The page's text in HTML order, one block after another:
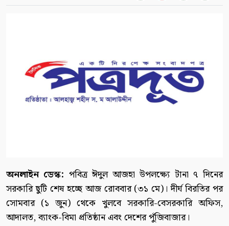
অনলাইন ডেস্ক: পবিত্র ঈদুল আজহা উপলক্ষ্যে টানা ৭ দিনের
সরকারি ছুটি শেষ হচ্ছে আজ রোববার (৩১ মে)। দীর্ঘ বিরতির পর
সোমবার (১ জুন) থেকে খুলবে সরকারি-বেসরকারি অফিস,
আদালত, ব্যাংক-বিমা প্রতিষ্ঠান এবং দেশের পুঁজিবাজার।